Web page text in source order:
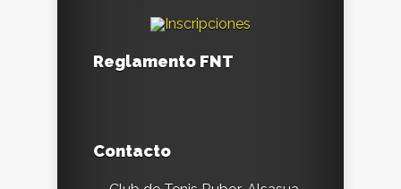
Reglamento FNT
Contacto